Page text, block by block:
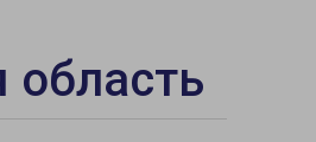
область